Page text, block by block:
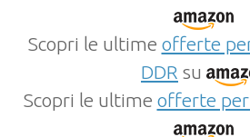
Scopri le ultime offerte
DDR su
Scopri le ultime offerte